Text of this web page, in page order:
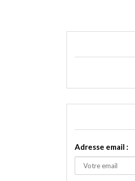
Adresse email :